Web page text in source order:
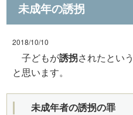
未成年の誘拐
2018/10/10
子どもが誘拐されたとい
と思います。
未成年者の誘拐の罪